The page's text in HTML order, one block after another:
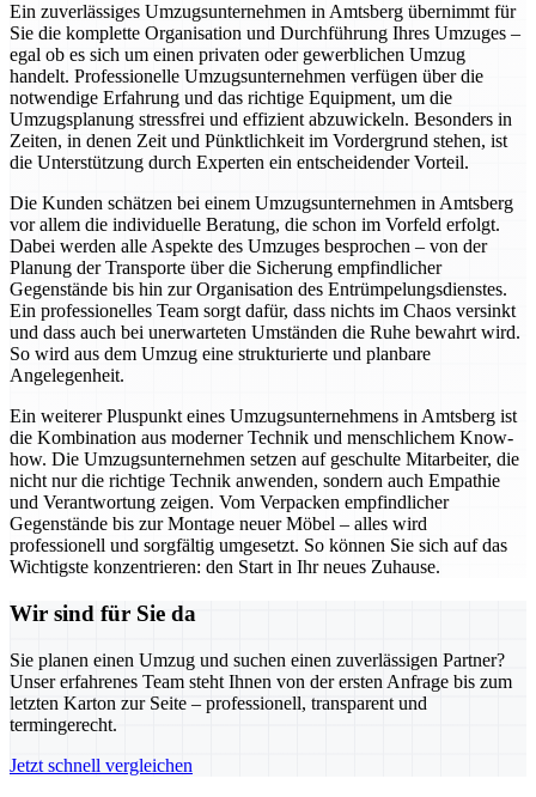
Ein zuverlässiges Umzugsunternehmen in Amtsberg übernimmt für
Sie die komplette Organisation und Durchführung Ihres Umzuges –
egal ob es sich um einen privaten oder gewerblichen Umzug
handelt. Professionelle Umzugsunternehmen verfügen über die
notwendige Erfahrung und das richtige Equipment, um die
Umzugsplanung stressfrei und effizient abzuwickeln. Besonders in
Zeiten, in denen Zeit und Pünktlichkeit im Vordergrund stehen, ist
die Unterstützung durch Experten ein entscheidender Vorteil.
Die Kunden schätzen bei einem Umzugsunternehmen in Amtsberg
vor allem die individuelle Beratung, die schon im Vorfeld erfolgt.
Dabei werden alle Aspekte des Umzuges besprochen – von der
Planung der Transporte über die Sicherung empfindlicher
Gegenstände bis hin zur Organisation des Entrümpelungsdienstes.
Ein professionelles Team sorgt dafür, dass nichts im Chaos versinkt
und dass auch bei unerwarteten Umständen die Ruhe bewahrt wird.
So wird aus dem Umzug eine strukturierte und planbare
Angelegenheit.
Ein weiterer Pluspunkt eines Umzugsunternehmens in Amtsberg ist
die Kombination aus moderner Technik und menschlichem Know-
how. Die Umzugsunternehmen setzen auf geschulte Mitarbeiter, die
nicht nur die richtige Technik anwenden, sondern auch Empathie
und Verantwortung zeigen. Vom Verpacken empfindlicher
Gegenstände bis zur Montage neuer Möbel – alles wird
professionell und sorgfältig umgesetzt. So können Sie sich auf das
Wichtigste konzentrieren: den Start in Ihr neues Zuhause.
Wir sind für Sie da
Sie planen einen Umzug und suchen einen zuverlässigen Partner?
Unser erfahrenes Team steht Ihnen von der ersten Anfrage bis zum
letzten Karton zur Seite – professionell, transparent und
termingerecht.
Jetzt schnell vergleichen